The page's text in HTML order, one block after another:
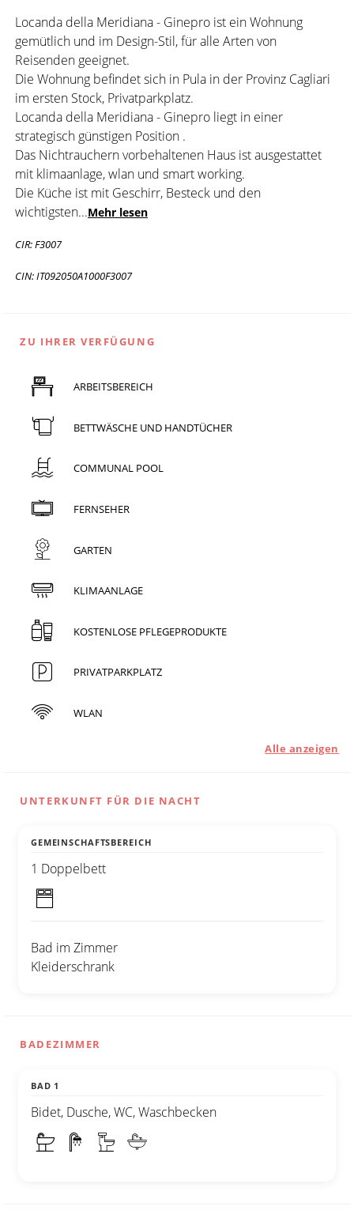
Locanda della Meridiana - Ginepro ist ein Wohnung
gemütlich und im Design-Stil, für alle Arten von
Reisenden geeignet.
Die Wohnung befindet sich in Pula in der Provinz Cagliari
im ersten Stock, Privatparkplatz.
Locanda della Meridiana - Ginepro liegt in einer
strategisch günstigen Position .
Das Nichtrauchern vorbehaltenen Haus ist ausgestattet
mit klimaanlage, wlan und smart working.
Die Küche ist mit Geschirr, Besteck und den
wichtigsten...Mehr lesen
CIR: F3007
CIN: IT092050A1000F3007
ZU IHRER VERFÜGUNG
ARBEITSBEREICH
BETTWÄSCHE UND HANDTÜCHER
COMMUNAL POOL
FERNSEHER
GARTEN
KLIMAANLAGE
KOSTENLOSE PFLEGEPRODUKTE
PRIVATPARKPLATZ
WLAN
Alle anzeigen
UNTERKUNFT FÜR DIE NACHT
GEMEINSCHAFTSBEREICH
1 Doppelbett
Bad im Zimmer
Kleiderschrank
BADEZIMMER
BAD 1
Bidet, Dusche, WC, Waschbecken